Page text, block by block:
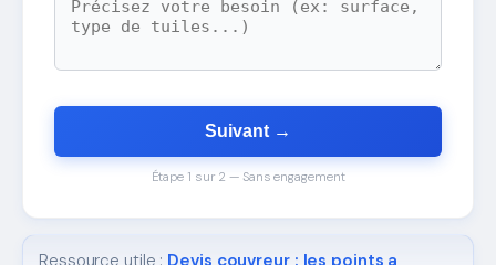
Suivant →
Étape 1 sur 2 — Sans engagement
Ressource utile : Devis couvreur : les points a